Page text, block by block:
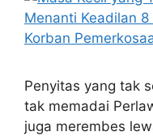
Penyitas yang tak
tak memadai
juga merembes